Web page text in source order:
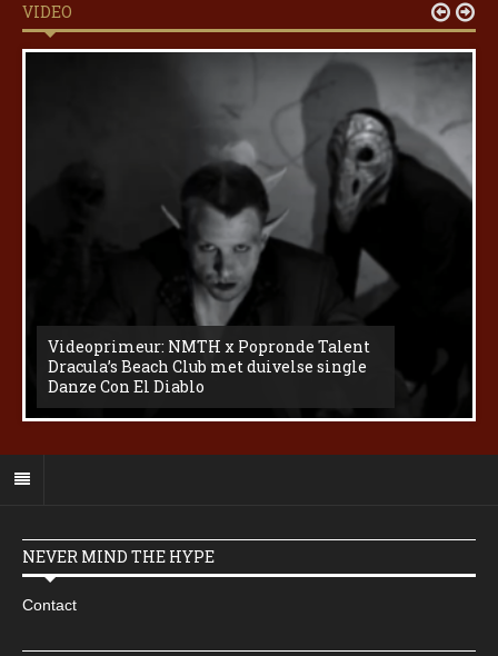
VIDEO
Videoprimeur: NMTH x Popronde Talent
Dracula’s Beach Club met duivelse single
Danze Con El Diablo
 
NEVER MIND THE HYPE
Contact